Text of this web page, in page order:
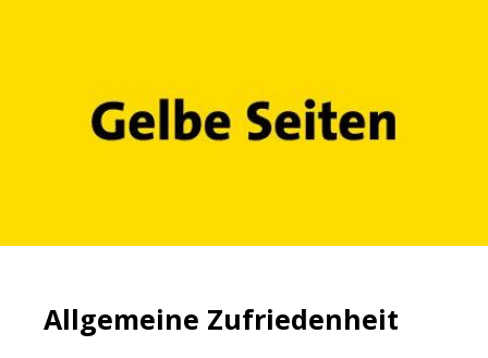
Allgemeine Zufriedenheit